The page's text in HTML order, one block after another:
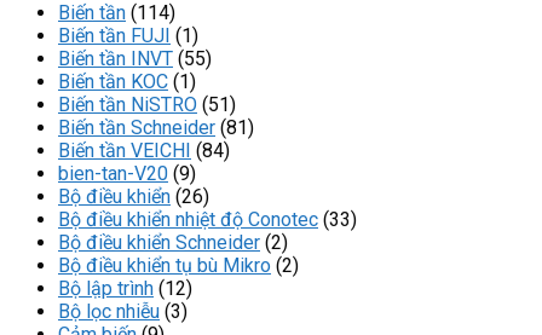
Biến tần (114)
Biến tần FUJI (1)
Biến tần INVT (55)
Biến tần KOC (1)
Biến tần NiSTRO (51)
Biến tần Schneider (81)
Biến tần VEICHI (84)
bien-tan-V20 (9)
Bộ điều khiển (26)
Bộ điều khiển nhiệt độ Conotec (33)
Bộ điều khiển Schneider (2)
Bộ điều khiển tụ bù Mikro (2)
Bộ lập trình (12)
Bộ lọc nhiễu (3)